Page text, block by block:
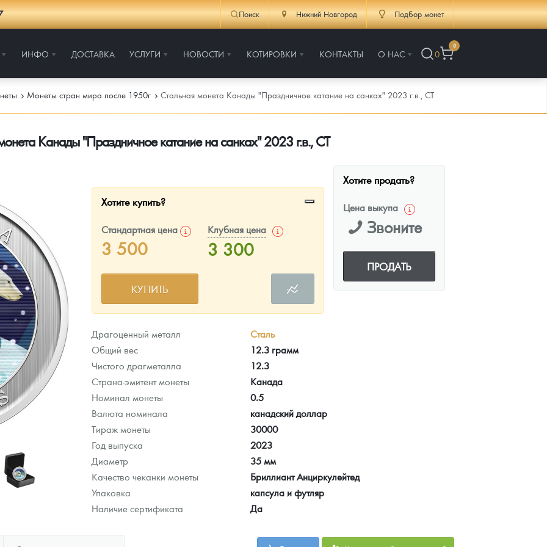
Поиск Нижний Новгород Подбор монет
ИНФО ДОСТАВКА УСЛУГИ НОВОСТИ КОТИРОВКИ КОНТАКТЫ О НАС 0
0
платины на 2026 год
Монеты стран мира после 1950г Стальная монета Канады "Праздничное катание на санках" 2023 г.в., СТ
Канады "Праздничное катание на санках" 2023 г.в., СТ
Хотите купить?
Стандартная цена
3 500
Клубная цена
3 300
КУПИТЬ
Хотите продать?
Цена выкупа
Звоните
ПРОДАТЬ
Драгоценный металл
Сталь
Общий вес
12.3 грамм
Чистого драгметалла
12.3
Страна-эмитент монеты
Канада
Номинал монеты
0.5
Валюта номинала
канадский доллар
Тираж монеты
30000
Год выпуска
2023
Диаметр
35 мм
Качество чеканки монеты
Бриллиант Анциркулейтед
Упаковка
капсула и футляр
Наличие сертификата
Да